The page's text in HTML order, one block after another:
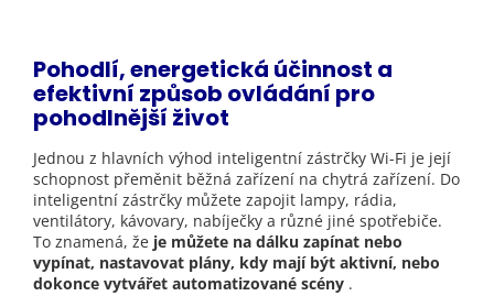
Pohodlí, energetická účinnost a
efektivní způsob ovládání pro
pohodlnější život
Jednou z hlavních výhod inteligentní zástrčky Wi-Fi je její
schopnost přeměnit běžná zařízení na chytrá zařízení. Do
inteligentní zástrčky můžete zapojit lampy, rádia,
ventilátory, kávovary, nabíječky a různé jiné spotřebiče.
To znamená, že je můžete na dálku zapínat nebo
vypínat, nastavovat plány, kdy mají být aktivní, nebo
dokonce vytvářet automatizované scény .